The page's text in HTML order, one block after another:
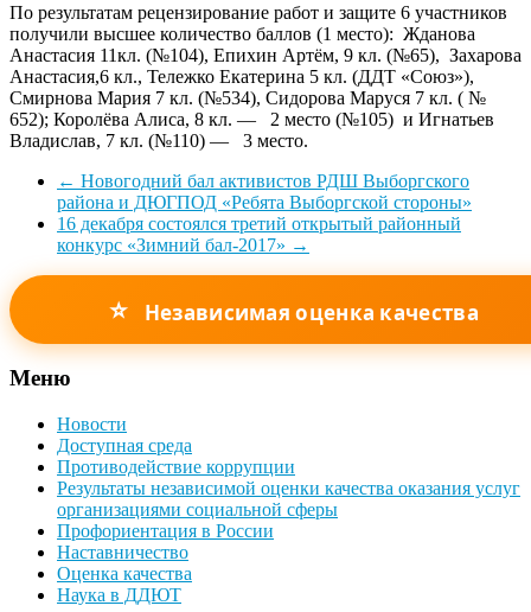
По результатам рецензирование работ и защите 6 участников
получили высшее количество баллов (1 место): Жданова
Анастасия 11кл. (№104), Епихин Артём, 9 кл. (№65), Захарова
Анастасия,6 кл., Тележко Екатерина 5 кл. (ДДТ «Союз»),
Смирнова Мария 7 кл. (№534), Сидорова Маруся 7 кл. ( №
652); Королёва Алиса, 8 кл. — 2 место (№105) и Игнатьев
Владислав, 7 кл. (№110) — 3 место.
← Новогодний бал активистов РДШ Выборгского
района и ДЮГПОД «Ребята Выборгской стороны»
16 декабря состоялся третий открытый районный
конкурс «Зимний бал-2017» →
⭐ Независимая оценка качества
Меню
Новости
Доступная среда
Противодействие коррупции
Результаты независимой оценки качества оказания услуг
организациями социальной сферы
Профориентация в России
Наставничество
Оценка качества
Наука в ДДЮТ